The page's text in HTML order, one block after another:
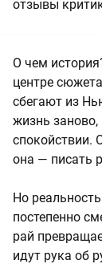
отзывы
О чем
центре
сбегают из
жизнь
спокойствии.
она — писать
Но
постепенно
рай
идут рука об